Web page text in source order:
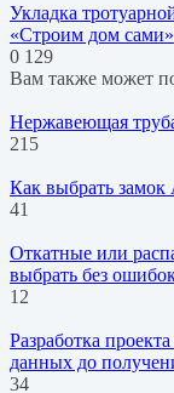
Укладка
«Строим дом сами»
0 129
Вам также может
Нержавеющая
215
Как выбрать
41
Откатные или
выбрать без
12
Разработка
данных до
34